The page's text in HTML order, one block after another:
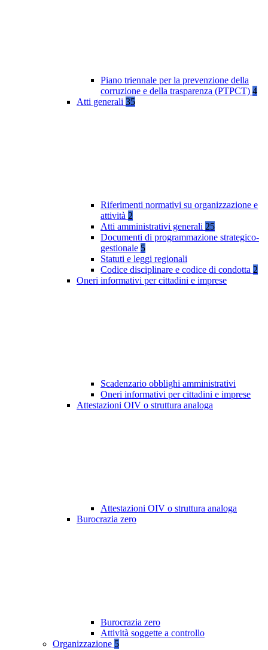
Piano triennale per la prevenzione della
corruzione e della trasparenza (PTPCT) 4
Atti generali 35
Riferimenti normativi su organizzazione e
attività 2
Atti amministrativi generali 25
Documenti di programmazione strategico-
gestionale 5
Statuti e leggi regionali
Codice disciplinare e codice di condotta 2
Oneri informativi per cittadini e imprese
Scadenzario obblighi amministrativi
Oneri informativi per cittadini e imprese
Attestazioni OIV o struttura analoga
Attestazioni OIV o struttura analoga
Burocrazia zero
Burocrazia zero
Attività soggette a controllo
Organizzazione 5